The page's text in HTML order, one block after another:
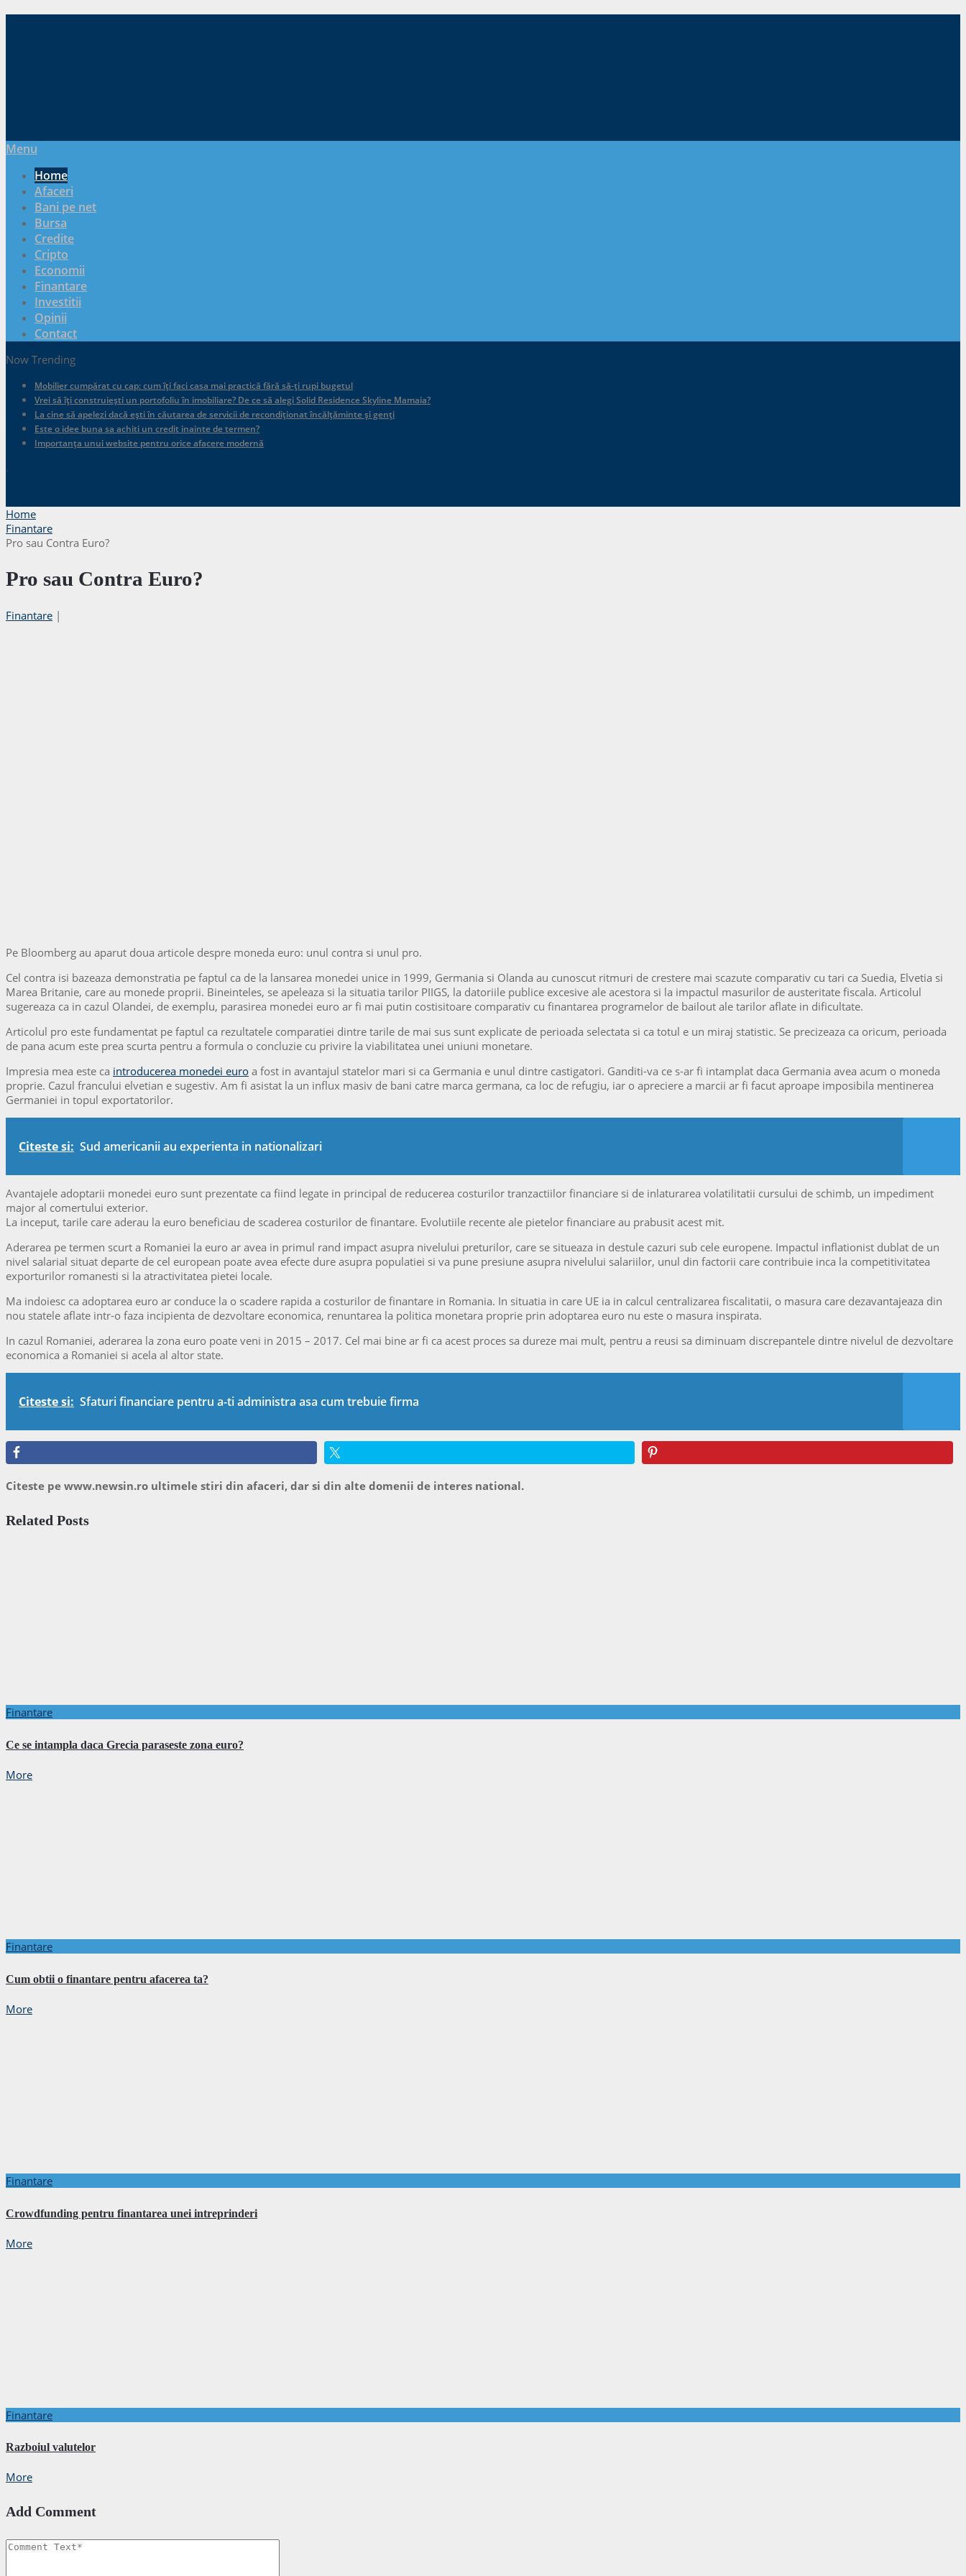
Menu
Home
Afaceri
Bani pe net
Bursa
Credite
Cripto
Economii
Finantare
Investitii
Opinii
Contact
Now Trending
Mobilier cumpărat cu cap: cum îți faci casa mai practică fără să-ți rupi bugetul
Vrei să îți construiești un portofoliu în imobiliare? De ce să alegi Solid Residence Skyline Mamaia?
La cine să apelezi dacă ești în căutarea de servicii de recondiționat încălțăminte și genți
Este o idee buna sa achiti un credit inainte de termen?
Importanța unui website pentru orice afacere modernă
.
Home
Finantare
Pro sau Contra Euro?
Pro sau Contra Euro?
Finantare |
Pe Bloomberg au aparut doua articole despre moneda euro: unul contra si unul pro.
Cel contra isi bazeaza demonstratia pe faptul ca de la lansarea monedei unice in 1999, Germania si Olanda au cunoscut ritmuri de crestere mai scazute comparativ cu tari ca Suedia, Elvetia si
Marea Britanie, care au monede proprii. Bineinteles, se apeleaza si la situatia tarilor PIIGS, la datoriile publice excesive ale acestora si la impactul masurilor de austeritate fiscala. Articolul
sugereaza ca in cazul Olandei, de exemplu, parasirea monedei euro ar fi mai putin costisitoare comparativ cu finantarea programelor de bailout ale tarilor aflate in dificultate.
Articolul pro este fundamentat pe faptul ca rezultatele comparatiei dintre tarile de mai sus sunt explicate de perioada selectata si ca totul e un miraj statistic. Se precizeaza ca oricum, perioada
de pana acum este prea scurta pentru a formula o concluzie cu privire la viabilitatea unei uniuni monetare.
Impresia mea este ca introducerea monedei euro a fost in avantajul statelor mari si ca Germania e unul dintre castigatori. Ganditi-va ce s-ar fi intamplat daca Germania avea acum o moneda
proprie. Cazul francului elvetian e sugestiv. Am fi asistat la un influx masiv de bani catre marca germana, ca loc de refugiu, iar o apreciere a marcii ar fi facut aproape imposibila mentinerea
Germaniei in topul exportatorilor.
Citeste si: Sud americanii au experienta in nationalizari
Avantajele adoptarii monedei euro sunt prezentate ca fiind legate in principal de reducerea costurilor tranzactiilor financiare si de inlaturarea volatilitatii cursului de schimb, un impediment
major al comertului exterior.
La inceput, tarile care aderau la euro beneficiau de scaderea costurilor de finantare. Evolutiile recente ale pietelor financiare au prabusit acest mit.
Aderarea pe termen scurt a Romaniei la euro ar avea in primul rand impact asupra nivelului preturilor, care se situeaza in destule cazuri sub cele europene. Impactul inflationist dublat de un
nivel salarial situat departe de cel european poate avea efecte dure asupra populatiei si va pune presiune asupra nivelului salariilor, unul din factorii care contribuie inca la competitivitatea
exporturilor romanesti si la atractivitatea pietei locale.
Ma indoiesc ca adoptarea euro ar conduce la o scadere rapida a costurilor de finantare in Romania. In situatia in care UE ia in calcul centralizarea fiscalitatii, o masura care dezavantajeaza din
nou statele aflate intr-o faza incipienta de dezvoltare economica, renuntarea la politica monetara proprie prin adoptarea euro nu este o masura inspirata.
In cazul Romaniei, aderarea la zona euro poate veni in 2015 – 2017. Cel mai bine ar fi ca acest proces sa dureze mai mult, pentru a reusi sa diminuam discrepantele dintre nivelul de dezvoltare
economica a Romaniei si acela al altor state.
Citeste si: Sfaturi financiare pentru a-ti administra asa cum trebuie firma
Citeste pe www.newsin.ro ultimele stiri din afaceri, dar si din alte domenii de interes national.
Related Posts
Finantare
Ce se intampla daca Grecia paraseste zona euro?
More
Finantare
Cum obtii o finantare pentru afacerea ta?
More
Finantare
Crowdfunding pentru finantarea unei intreprinderi
More
Finantare
Razboiul valutelor
More
Add Comment